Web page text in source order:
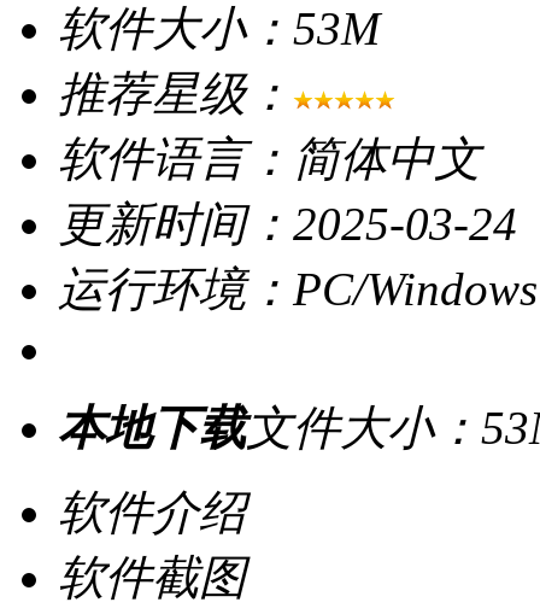
软件大小：53M
推荐星级：
软件语言：简体中文
更新时间：2025-03-24
运行环境：PC/Windows
本地下载文件大小：
软件介绍
软件截图